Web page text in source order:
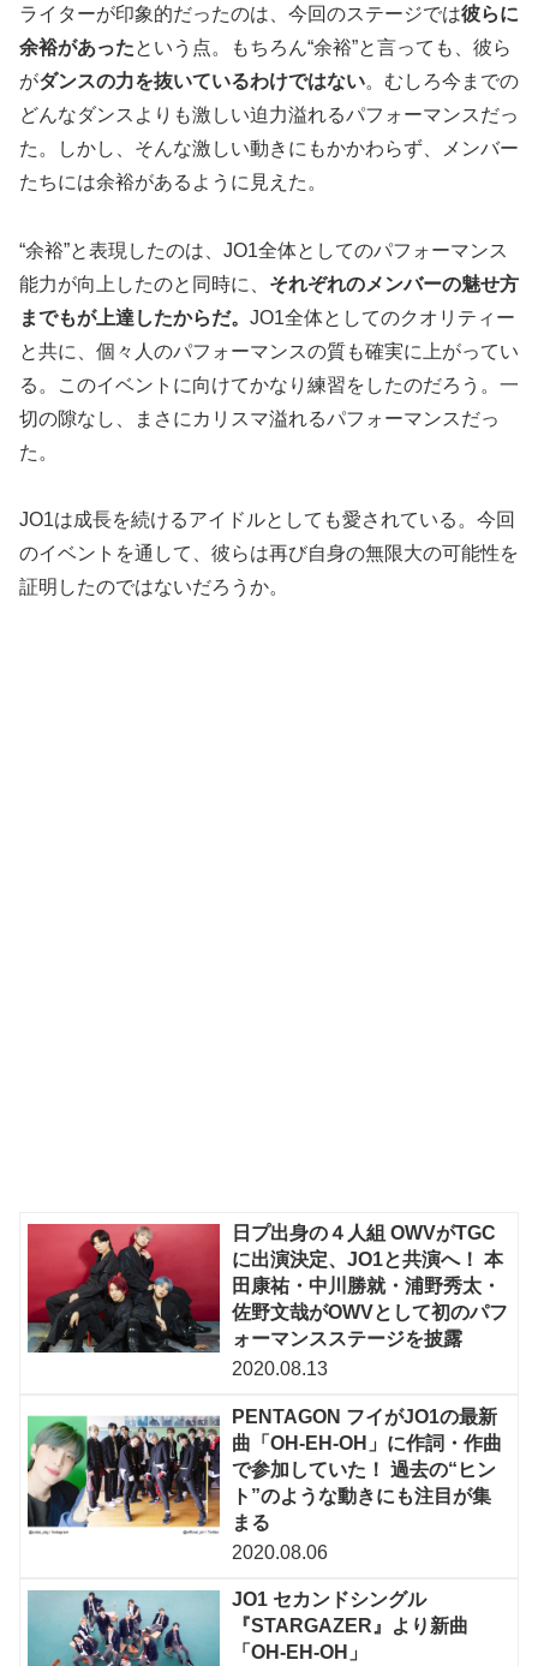
ライターが印象的だったのは、今回のステージでは彼らに
余裕があったという点。もちろん“余裕”と言っても、彼ら
がダンスの力を抜いているわけではない。むしろ今までの
どんなダンスよりも激しい迫力溢れるパフォーマンスだっ
た。しかし、そんな激しい動きにもかかわらず、メンバー
たちには余裕があるように見えた。
“余裕”と表現したのは、JO1全体としてのパフォーマンス
能力が向上したのと同時に、 それぞれのメンバーの魅せ方
までもが上達したからだ。 JO1全体としてのクオリティー
と共に、個々人のパフォーマンスの質も確実に上がってい
る。このイベントに向けてかなり練習をしたのだろう。一
切の隙なし、まさにカリスマ溢れるパフォーマンスだっ
た。
JO1は成長を続けるアイドルとしても愛されている。今回
のイベントを通して、彼らは再び自身の無限大の可能性を
証明したのではないだろうか。
日プ出身の４人組 OWVがTGC
に出演決定、JO1と共演へ！ 本
田康祐・中川勝就・浦野秀太・
佐野文哉がOWVとして初のパフ
ォーマンスステージを披露
2020.08.13
PENTAGON フイがJO1の最新
曲「OH-EH-OH」に作詞・作曲
で参加していた！ 過去の“ヒン
ト”のような動きにも注目が集
まる
2020.08.06
JO1 セカンドシングル
『STARGAZER』より新曲
「OH-EH-OH」